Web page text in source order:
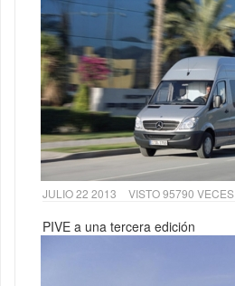
JULIO 22 2013 VISTO 95790 VECES
PIVE a una tercera edición